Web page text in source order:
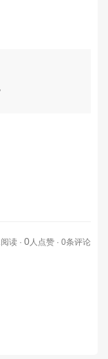
读 · 0人点赞 · 0条评论